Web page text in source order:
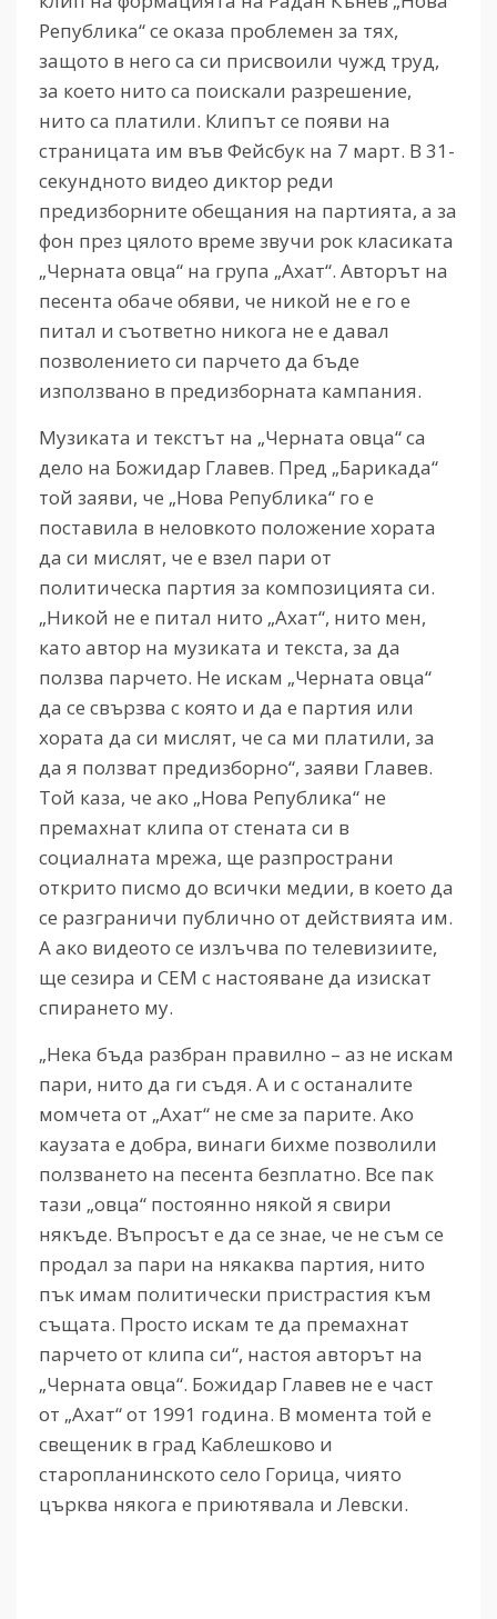
Република“ се оказа проблемен за тях,
защото в него са си присвоили чужд труд,
за което нито са поискали разрешение,
нито са платили. Клипът се появи на
страницата им във Фейсбук на 7 март. В 31-
секундното видео диктор реди
предизборните обещания на партията, а за
фон през цялото време звучи рок класиката
„Черната овца“ на група „Ахат“. Авторът на
песента обаче обяви, че никой не е го е
питал и съответно никога не е давал
позволението си парчето да бъде
използвано в предизборната кампания.
Музиката и текстът на „Черната овца“ са
дело на Божидар Главев. Пред „Барикада“
той заяви, че „Нова Република“ го е
поставила в неловкото положение хората
да си мислят, че е взел пари от
политическа партия за композицията си.
„Никой не е питал нито „Ахат“, нито мен,
като автор на музиката и текста, за да
ползва парчето. Не искам „Черната овца“
да се свързва с която и да е партия или
хората да си мислят, че са ми платили, за
да я ползват предизборно“, заяви Главев.
Той каза, че ако „Нова Република“ не
премахнат клипа от стената си в
социалната мрежа, ще разпространи
открито писмо до всички медии, в което да
се разграничи публично от действията им.
А ако видеото се излъчва по телевизиите,
ще сезира и СЕМ с настояване да изискат
спирането му.
„Нека бъда разбран правилно – аз не искам
пари, нито да ги съдя. А и с останалите
момчета от „Ахат“ не сме за парите. Ако
каузата е добра, винаги бихме позволили
ползването на песента безплатно. Все пак
тази „овца“ постоянно някой я свири
някъде. Въпросът е да се знае, че не съм се
продал за пари на някаква партия, нито
пък имам политически пристрастия към
същата. Просто искам те да премахнат
парчето от клипа си“, настоя авторът на
„Черната овца“. Божидар Главев не е част
от „Ахат“ от 1991 година. В момента той е
свещеник в град Каблешково и
старопланинското село Горица, чиято
църква някога е приютявала и Левски.